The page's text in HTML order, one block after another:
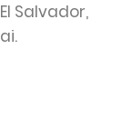
Salvador,